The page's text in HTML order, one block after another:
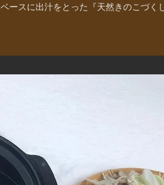
ースに出汁をとった『天然きのこづく